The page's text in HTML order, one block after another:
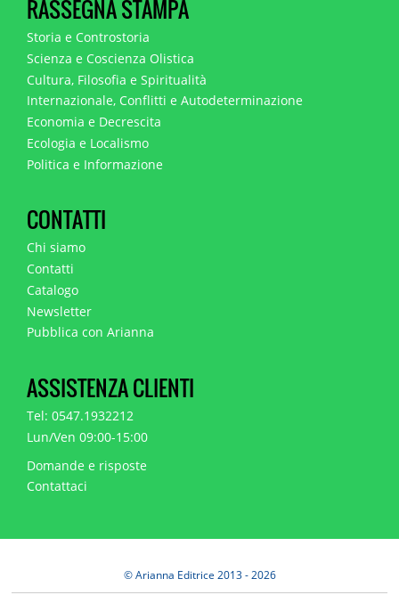
RASSEGNA STAMPA
Storia e Controstoria
Scienza e Coscienza Olistica
Cultura, Filosofia e Spiritualità
Internazionale, Conflitti e Autodeterminazione
Economia e Decrescita
Ecologia e Localismo
Politica e Informazione
CONTATTI
Chi siamo
Contatti
Catalogo
Newsletter
Pubblica con Arianna
ASSISTENZA CLIENTI
Tel: 0547.1932212
Lun/Ven 09:00-15:00
Domande e risposte
Contattaci
© Arianna Editrice 2013 - 2026